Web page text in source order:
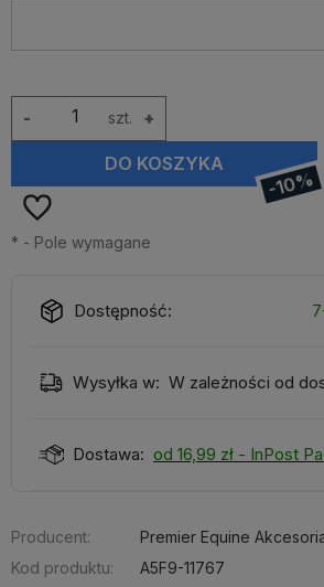
szt. +
-
DO KOSZYKA
-10%
* - Pole wymagane
Dostępność:
Wysyłka w:
Dostawa: od 16,99 zł - InPost
Producent:
Premier Equine
Kod produktu:
A5F9-11767